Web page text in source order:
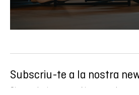
Subscriu-te a la nostra
Sigues el primer a conèixer totes les